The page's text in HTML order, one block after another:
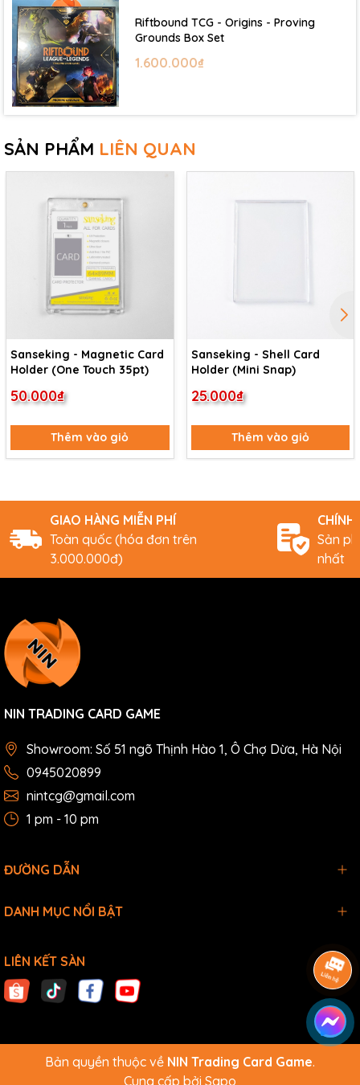
Riftbound TCG - Origins - Proving
Grounds Box Set
1.600.000₫
SẢN PHẨM LIÊN QUAN
Sanseking - Magnetic Card
Holder (One Touch 35pt)
50.000₫
Thêm vào giỏ
Sanseking - Shell Card
Holder (Mini Snap)
25.000₫
Thêm vào giỏ
GIAO HÀNG MIỄN PHÍ
Toàn quốc (hóa đơn trên
3.000.000đ)
CHÍNH
Sản
nhất
NIN TRADING CARD GAME
Showroom: Số 51 ngõ Thịnh Hào 1, Ô Chợ Dừa, Hà Nội
0945020899
nintcg@gmail.com
1 pm - 10 pm
ĐƯỜNG DẪN
DANH MỤC NỔI BẬT
LIÊN KẾT SÀN
Bản quyền thuộc về NIN Trading Card Game.
Cung cấp bởi Sapo